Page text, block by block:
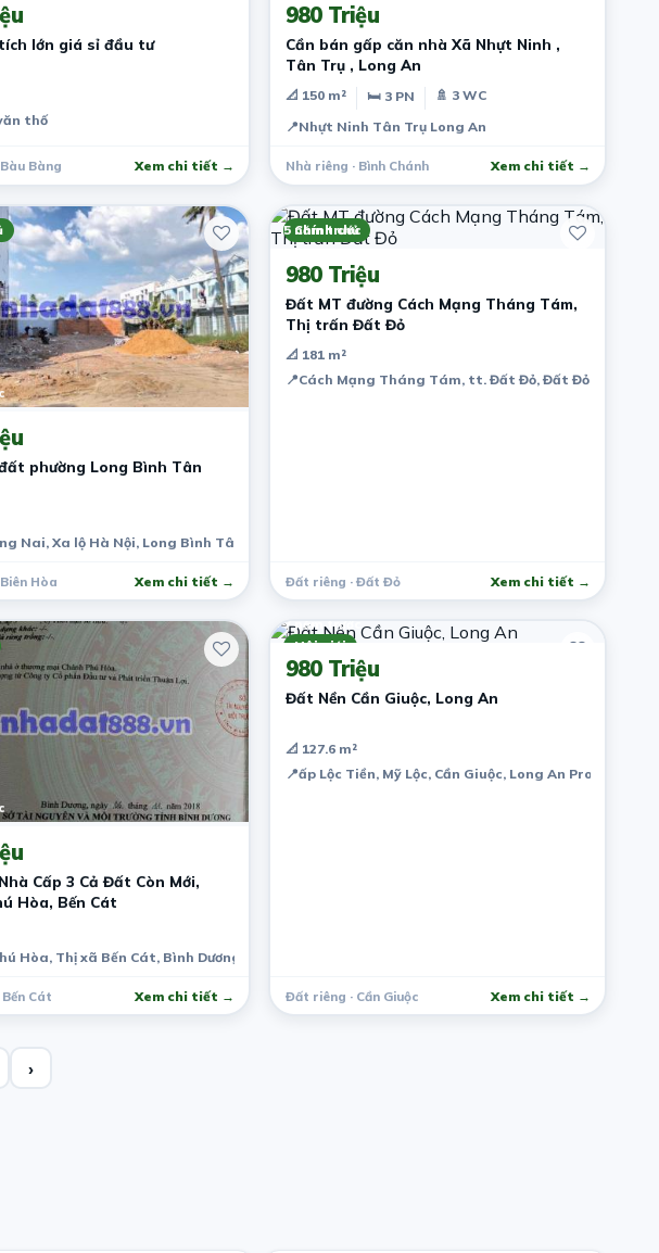
lớn giá sỉ đầu tư
thố
Bàng Xem chi tiết →
980 Triệu
Cần bán gấp căn nhà Xã Nhựt Ninh ,
Tân Trụ , Long An
📐 150 m² 🛏 3 PN
🚿 3 WC
📍Nhựt Ninh Tân Trụ Long An
Nhà riêng · Bình Chánh Xem chi tiết →
phường Long Bình Tân
Nai, Xa lộ Hà Nội, Long Bình Tân, Thành phố Biên Hòa, Đồng Nai, Việt Nam
Hòa Xem chi tiết →
Chính chủ
5 năm trước
980 Triệu
Đất MT đường Cách Mạng Tháng Tám,
Thị trấn Đất Đỏ
📐 181 m²
📍Cách Mạng Tháng Tám, tt. Đất Đỏ, Đất Đỏ, Bà Rịa -
Đất riêng · Đất Đỏ Xem chi tiết →
Cấp 3 Cả Đất Còn Mới,
Hòa, Bến Cát
Hòa, Thị xã Bến Cát, Bình Dương, Việt Nam
Cát Xem chi tiết →
Môi giới
7 năm trước
980 Triệu
Đất Nền Cần Giuộc, Long An
📐 127.6 m²
📍ấp Lộc Tiền, Mỹ Lộc, Cần Giuộc, Long An Province,
Đất riêng · Cần Giuộc Xem chi tiết →
›